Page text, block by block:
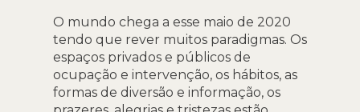
O mundo chega a esse maio de 2020
tendo que rever muitos paradigmas. Os
espaços privados e públicos de
ocupação e intervenção, os hábitos, as
formas de diversão e informação, os